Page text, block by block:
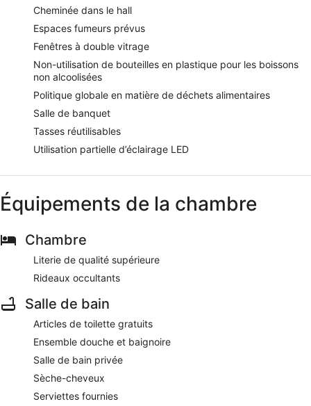
Cheminée dans le hall
Espaces fumeurs prévus
Fenêtres à double vitrage
Non-utilisation de bouteilles en plastique pour les boissons
non alcoolisées
Politique globale en matière de déchets alimentaires
Salle de banquet
Tasses réutilisables
Utilisation partielle d’éclairage LED
Équipements de la chambre
Chambre
Literie de qualité supérieure
Rideaux occultants
Salle de bain
Articles de toilette gratuits
Ensemble douche et baignoire
Salle de bain privée
Sèche-cheveux
Serviettes fournies